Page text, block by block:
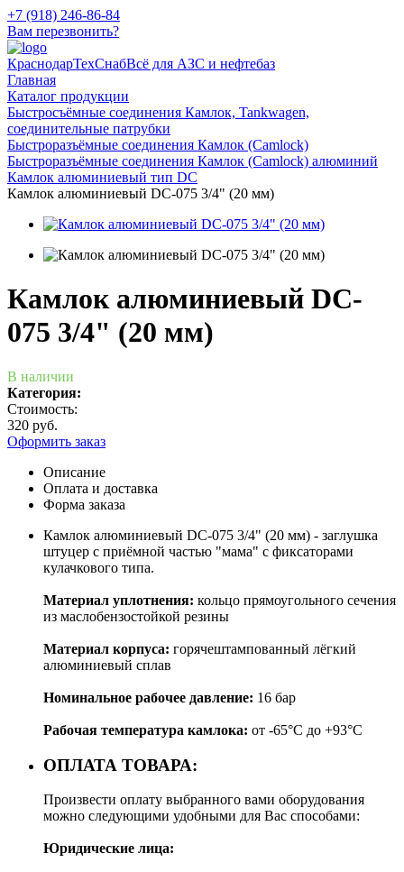
+7 (918) 246-86-84
Вам перезвонить?
КраснодарТехСнабВсё для АЗС и нефтебаз
Главная
Каталог продукции
Быстросъёмные соединения Камлок, Tankwagen,
соединительные патрубки
Быстроразъёмные соединения Камлок (Camlock)
Быстроразъёмные соединения Камлок (Camlock) алюминий
Камлок алюминиевый тип DC
Камлок алюминиевый DC-075 3/4" (20 мм)
Камлок алюминиевый DC-
075 3/4" (20 мм)
В наличии
Категория:
Стоимость:
320 руб.
Оформить заказ
Описание
Оплата и доставка
Форма заказа
Камлок алюминиевый DC-075 3/4" (20 мм) - заглушка
штуцер с приёмной частью "мама" с фиксаторами
кулачкового типа.
Материал уплотнения: кольцо прямоугольного сечения
из маслобензостойкой резины
Материал корпуса: горячештампованный лёгкий
алюминиевый сплав
Номинальное рабочее давление: 16 бар
Рабочая температура камлока: от -65°C до +93°C
ОПЛАТА ТОВАРА:
Произвести оплату выбранного вами оборудования
можно следующими удобными для Вас способами:
Юридические лица: